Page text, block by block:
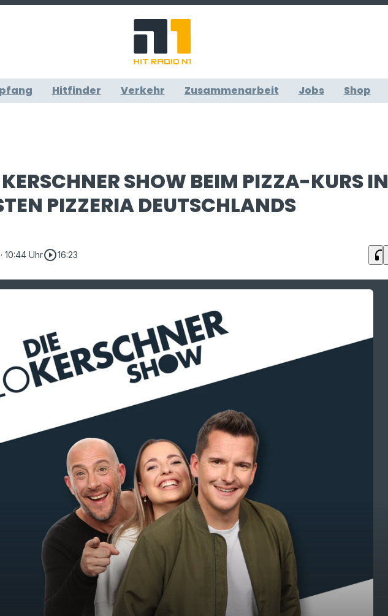
Hitfinder Verkehr Zusammenarbeit Jobs Shop
KERSCHNER SHOW BEIM PIZZA-KURS IN
PIZZERIA DEUTSCHLANDS
· 10:44 Uhrplay_circle_outline16:23 headphones